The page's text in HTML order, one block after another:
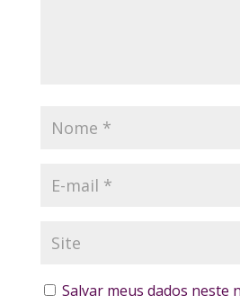
Salvar meus dados neste